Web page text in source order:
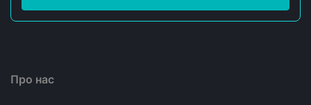
Про нас